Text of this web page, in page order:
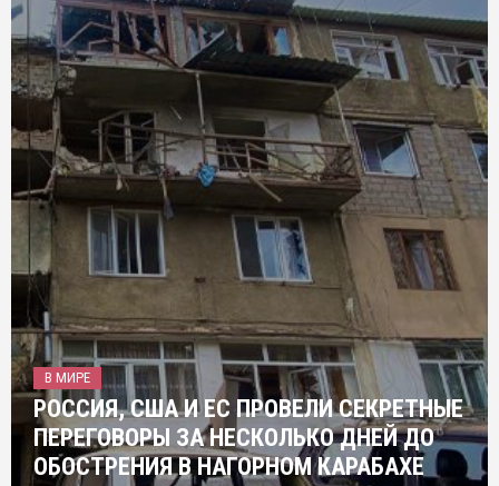
В МИРЕ
РОССИЯ, США И ЕС ПРОВЕЛИ СЕКРЕТНЫЕ
ПЕРЕГОВОРЫ ЗА НЕСКОЛЬКО ДНЕЙ ДО
ОБОСТРЕНИЯ В НАГОРНОМ КАРАБАХЕ